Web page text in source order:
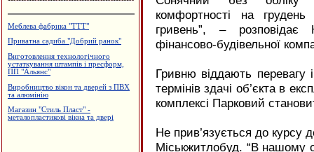
Готель "Велес"
Кафе "Звенислава"
Лікувально-діагностичний центр
"Медлюкс"
Будцентр "Деніго"
комфортності на
гривень”, –
фінансово-будівельної
Гривню віддають перевагу
термінів здачі об’єкта в
комплексі Парковий
Не прив’язується до курсу
Міськжитлобуд. “В нашому